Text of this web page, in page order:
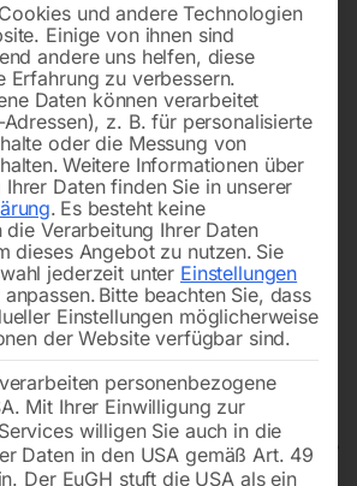
und andere Technologien
Einige von ihnen sind
andere uns helfen, diese
Erfahrung zu verbessern.
Daten können verarbeitet
z. B. für personalisierte
oder die Messung von
Weitere Informationen über
Daten finden Sie in unserer
. Es besteht keine
Verarbeitung Ihrer Daten
dieses Angebot zu nutzen. Sie
jederzeit unter Einstellungen
Bitte beachten Sie, dass
Einstellungen möglicherweise
der Website verfügbar sind.
personenbezogene
Mit Ihrer Einwilligung zur
willigen Sie auch in die
Daten in den USA gemäß Art. 49
Der EuGH stuft die USA als ein